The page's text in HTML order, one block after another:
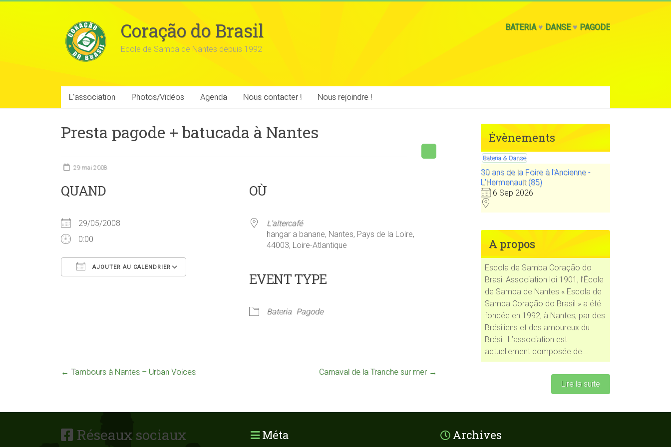
Coração do Brasil
Ecole de Samba de Nantes depuis 1992
BATERIA♥ DANSE♥ PAGODE
L’association Photos/Vidéos Agenda Nous contacter ! Nous rejoindre !
Presta pagode + batucada à Nantes
29 mai 2008
QUAND
29/05/2008
0:00
AJOUTER AU CALENDRIER
Calendrier Google iCalendar Outlook Live
OÙ
L'altercafé
hangar a banane, Nantes, Pays de la Loire,
44003, Loire-Atlantique
EVENT TYPE
Bateria Pagode
← Tambours à Nantes – Urban Voices Carnaval de la Tranche sur mer →
Évènements
Bateria & Danse
30 ans de la Foire à l'Ancienne -
L'Hermenault (85)
6 Sep 2026
A propos
Escola de Samba Coração do
Brasil Association loi 1901, l’École
de Samba de Nantes « Escola de
Samba Coração do Brasil » a été
fondée en 1992, à Nantes, par des
Brésiliens et des amoureux du
Brésil. L’association est
actuellement composée de...
Lire la suite
Réseaux sociaux Méta Archives